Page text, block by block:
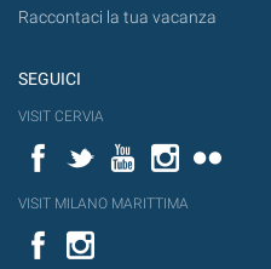
Raccontaci la tua vacanza
SEGUICI
VISIT CERVIA
FacebookTwitterYouTubeInstagram
VISIT MILANO MARITTIMA
Facebook